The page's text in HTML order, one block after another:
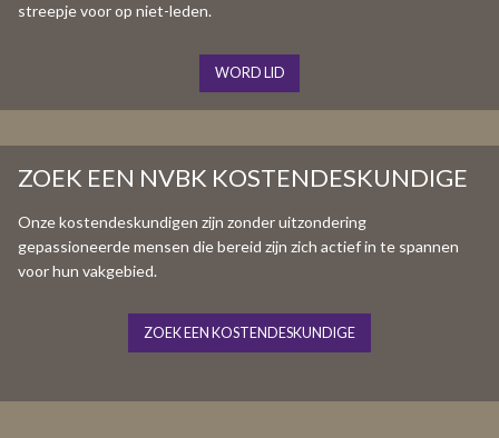
streepje voor op niet-leden.
WORD LID
ZOEK EEN NVBK KOSTENDESKUNDIGE
Onze kostendeskundigen zijn zonder uitzondering
gepassioneerde mensen die bereid zijn zich actief in te spannen
voor hun vakgebied.
ZOEK EEN KOSTENDESKUNDIGE